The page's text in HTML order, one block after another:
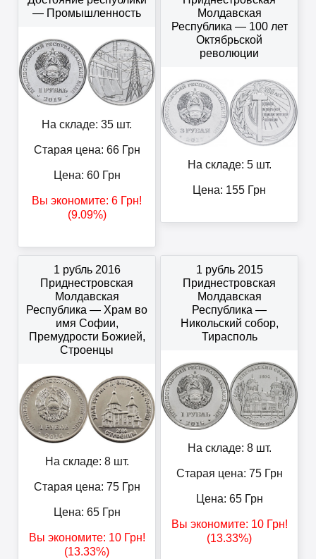
— Промышленность
На складе: 35 шт.
Старая цена: 66Грн
Цена: 60Грн
Вы экономите: 6 Грн!
(9.09%)
Молдавская
Республика — 100 лет
Октябрьской
революции
На складе: 5 шт.
Цена: 155 Грн
1 рубль 2016
Приднестровская
Молдавская
Республика — Храм во
имя Софии,
Премудрости Божией,
Строенцы
На складе: 8 шт.
Старая цена: 75Грн
Цена: 65Грн
Вы экономите: 10Грн!
(13.33%)
1 рубль 2015
Приднестровская
Молдавская
Республика —
Никольский собор,
Тирасполь
На складе: 8 шт.
Старая цена: 75Грн
Цена: 65Грн
Вы экономите: 10Грн!
(13.33%)